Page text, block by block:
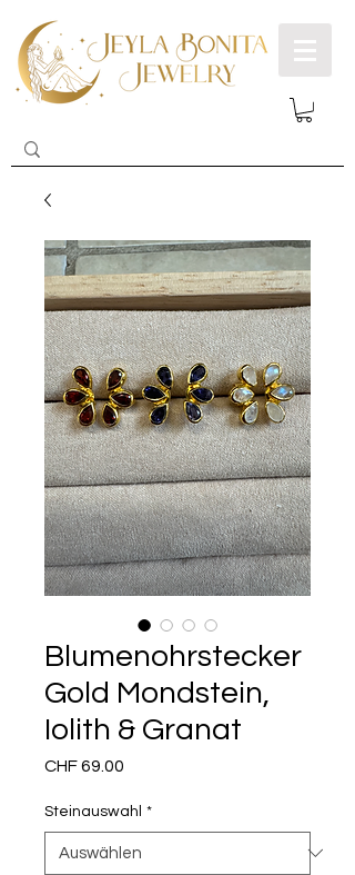
Blumenohrstecker
Gold Mondstein,
Iolith & Granat
CHF 69.00
Steinauswahl *